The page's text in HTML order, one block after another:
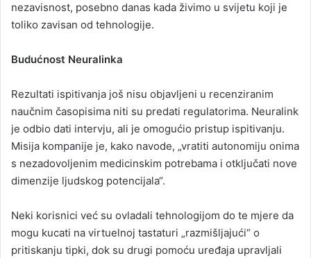
nezavisnost, posebno danas kada živimo u svijetu koji je
toliko zavisan od tehnologije.
Budućnost Neuralinka
Rezultati ispitivanja još nisu objavljeni u recenziranim
naučnim časopisima niti su predati regulatorima. Neuralink
je odbio dati intervju, ali je omogućio pristup ispitivanju.
Misija kompanije je, kako navode, „vratiti autonomiju onima
s nezadovoljenim medicinskim potrebama i otključati nove
dimenzije ljudskog potencijala“.
Neki korisnici već su ovladali tehnologijom do te mjere da
mogu kucati na virtuelnoj tastaturi „razmišljajući“ o
pritiskanju tipki, dok su drugi pomoću uređaja upravljali